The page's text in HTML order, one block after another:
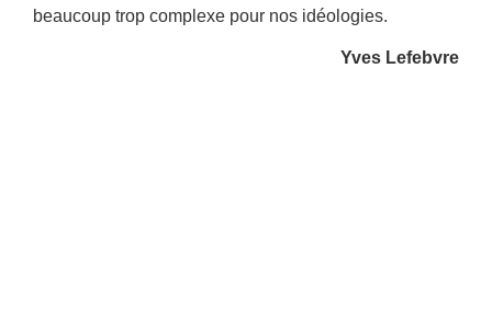
beaucoup trop complexe pour nos idéologies.
Yves Lefebvre